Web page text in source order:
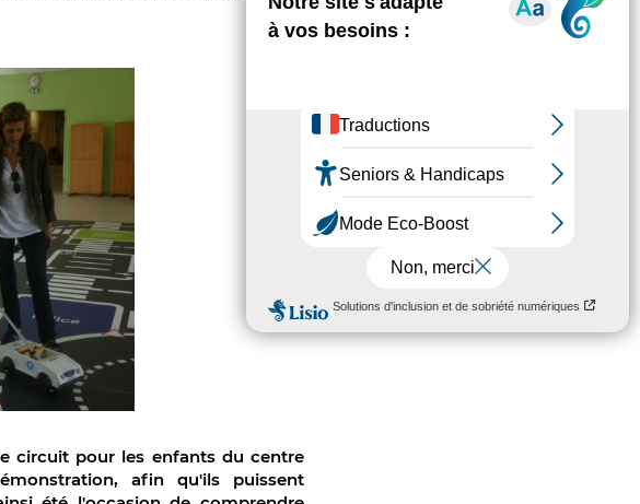
circuit pour les enfants du centre
afin qu'ils puissent